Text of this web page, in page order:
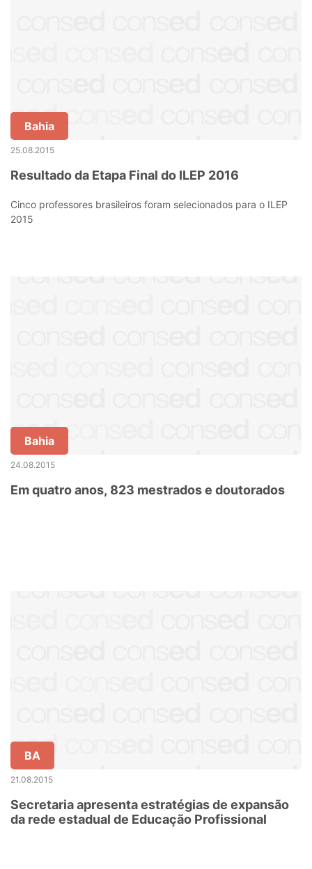
Bahia
25.08.2015
Resultado da Etapa Final do ILEP 2016
Cinco professores brasileiros foram selecionados para o ILEP
2015
Bahia
24.08.2015
Em quatro anos, 823 mestrados e doutorados
BA
21.08.2015
Secretaria apresenta estratégias de expansão
da rede estadual de Educação Profissional